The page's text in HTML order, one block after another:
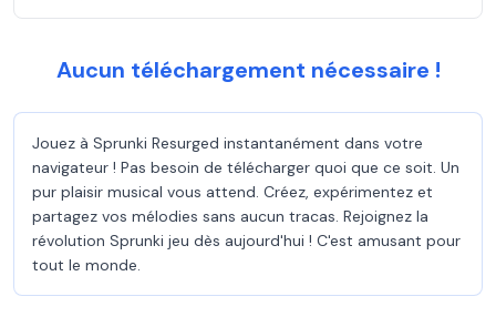
Aucun téléchargement nécessaire !
Jouez à Sprunki Resurged instantanément dans votre
navigateur ! Pas besoin de télécharger quoi que ce soit. Un
pur plaisir musical vous attend. Créez, expérimentez et
partagez vos mélodies sans aucun tracas. Rejoignez la
révolution Sprunki jeu dès aujourd'hui ! C'est amusant pour
tout le monde.